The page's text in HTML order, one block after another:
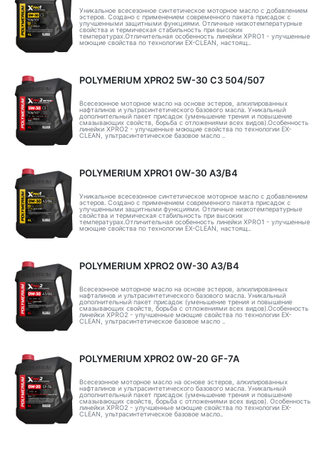
Уникальное всесезонное синтетическое моторное масло с добавлением
эстеров. Создано с применением современного пакета присадок с
улучшенными защитными функциями. Отличные низкотемпературные
свойства и термическая стабильность при высоких
температурах.Отличительная особенность линейки XPRO1 - улучшенные
моющие свойства по технологии EX-CLEAN, настоящ..
POLYMERIUM XPRO2 5W-30 C3 504/507
Всесезонное моторное масло на основе эстеров, алкилированных
нафталинов и ультрасинтетического базового масла. Уникальный
дополнительный пакет присадок (уменьшение трения и повышение
смазывающих свойств, борьба с отложениями всех видов).Особенность
линейки XPRO2 - улучшенные моющие свойства по технологии EX-
CLEAN, ультрасинтетическое базовое масло ..
POLYMERIUM XPRO1 0W-30 A3/B4
Уникальное всесезонное синтетическое моторное масло с добавлением
эстеров. Создано с применением современного пакета присадок с
улучшенными защитными функциями. Отличные низкотемпературные
свойства и термическая стабильность при высоких
температурах.Отличительная особенность линейки XPRO1 - улучшенные
моющие свойства по технологии EX-CLEAN, настоящ..
POLYMERIUM XPRO2 0W-30 A3/B4
Всесезонное моторное масло на основе эстеров, алкилированных
нафталинов и ультрасинтетического базового масла. Уникальный
дополнительный пакет присадок (уменьшение трения и повышение
смазывающих свойств, борьба с отложениями всех видов).Особенность
линейки XPRO2 - улучшенные моющие свойства по технологии EX-
CLEAN, ультрасинтетическое базовое масло ..
POLYMERIUM XPRO2 0W-20 GF-7A
Всесезонное моторное масло на основе эстеров, алкилированных
нафталинов и ультрасинтетического базового масла. Уникальный
дополнительный пакет присадок (уменьшение трения и повышение
смазывающих свойств, борьба с отложениями всех видов). Особенность
линейки XPRO2 - улучшенные моющие свойства по технологии EX-
CLEAN, ультрасинтетическое базовое масло..